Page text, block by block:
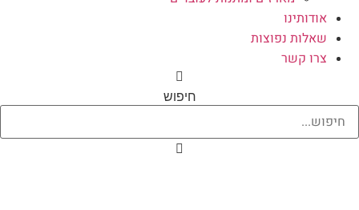
אודותינו
שאלות נפוצות
צרו קשר
חיפוש